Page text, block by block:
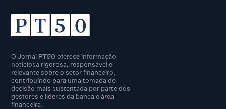
O Jornal PT50 oferece informação
noticiosa rigorosa, responsável e
relevante sobre o setor financeiro,
contribuindo para uma tomada de
decisão mais sustentada por parte dos
gestores e lideres da banca e área
financeira.